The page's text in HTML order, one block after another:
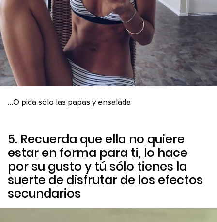
…O pida sólo las papas y ensalada
5. Recuerda que ella no quiere
estar en forma para ti, lo hace
por su gusto y tú sólo tienes la
suerte de disfrutar de los efectos
secundarios